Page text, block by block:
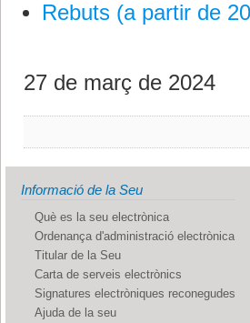
Rebuts (a partir de
27 de març de 2024
Informació de la Seu
Què es la seu electrònica
Ordenança d'administració electrònica
Titular de la Seu
Carta de serveis electrònics
Signatures electròniques reconegudes
Ajuda de la seu